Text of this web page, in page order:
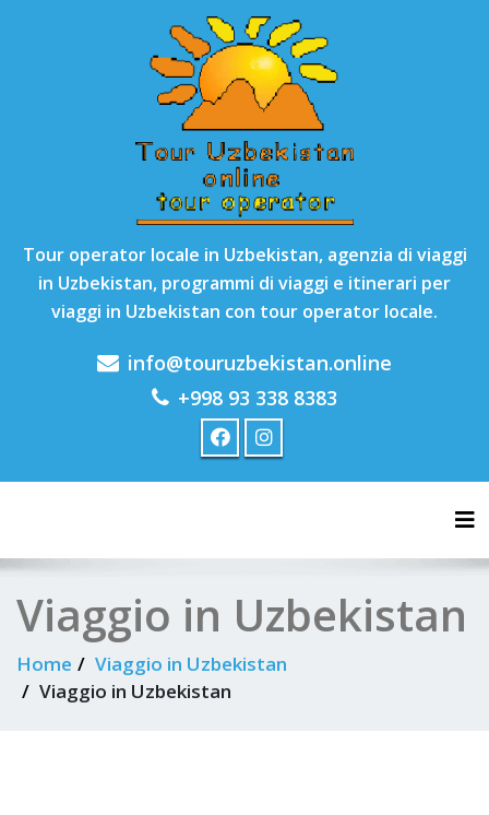
Tour operator locale in Uzbekistan, agenzia di viaggi
in Uzbekistan, programmi di viaggi e itinerari per
viaggi in Uzbekistan con tour operator locale.
info@touruzbekistan.online
+998 93 338 8383
Viaggio in Uzbekistan
Home
Viaggio in Uzbekistan
Viaggio in Uzbekistan